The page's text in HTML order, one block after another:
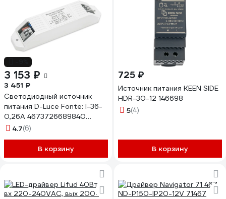
3 153 ₽
3 451 ₽
Светодиодный источник
питания D-Luce Fonte: I-36-
0,26A 4673726689840
1005003162072848
4.7(6)
В корзину
725 ₽
Источник питания KEEN SIDE
HDR-30-12 146698
5(4)
В корзину